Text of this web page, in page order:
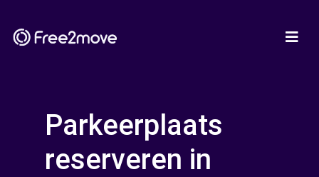
Parkeerplaats
reserveren in